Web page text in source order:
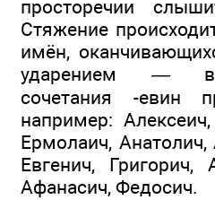
просторечии
Стяжение
имён,
ударением —
сочетания -евин
например:
Ермолаич, Анатолич,
Евгенич, Григорич,
Афанасич, Федосич.